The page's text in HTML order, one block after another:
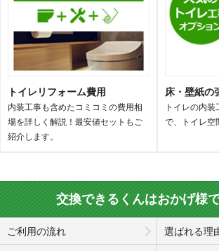
トイレリフォーム費用
内装工事も含めたコミコミの費用相
場を詳しく解説！最安値セットもご
紹介します。
床・壁紙の
トイレの内装
で、トイレ空
交換できるくんはおかげ様
ご利用の流れ 選ばれる理